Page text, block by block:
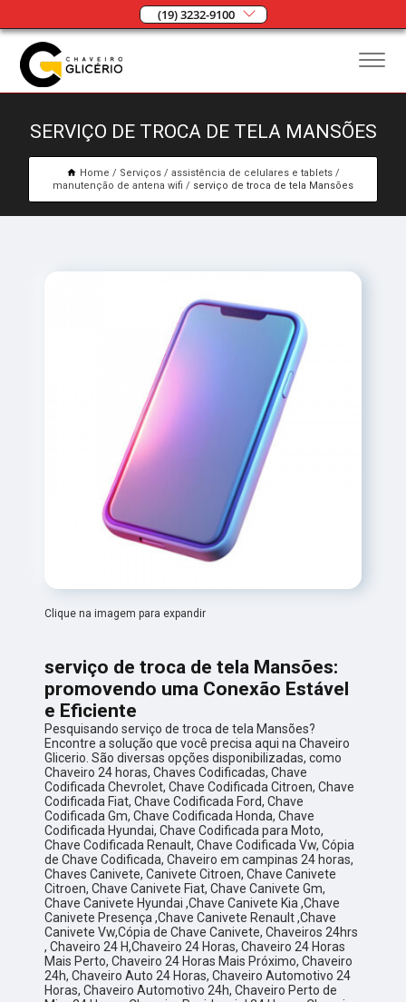
(19) 3232-9100
SERVIÇO DE TROCA DE TELA MANSÕES
Home Serviços
assistência de celulares e tablets
manutenção de antena wifi
serviço de troca de tela Mansões
Clique na imagem para expandir
serviço de troca de tela Mansões:
promovendo uma Conexão Estável
e Eficiente
Pesquisando serviço de troca de tela Mansões?
Encontre a solução que você precisa aqui na Chaveiro
Glicerio. São diversas opções disponibilizadas, como
Chaveiro 24 horas, Chaves Codificadas, Chave
Codificada Chevrolet, Chave Codificada Citroen, Chave
Codificada Fiat, Chave Codificada Ford, Chave
Codificada Gm, Chave Codificada Honda, Chave
Codificada Hyundai, Chave Codificada para Moto,
Chave Codificada Renault, Chave Codificada Vw, Cópia
de Chave Codificada, Chaveiro em campinas 24 horas,
Chaves Canivete, Canivete Citroen, Chave Canivete
Citroen, Chave Canivete Fiat, Chave Canivete Gm,
Chave Canivete Hyundai ,Chave Canivete Kia ,Chave
Canivete Presença ,Chave Canivete Renault ,Chave
Canivete Vw,Cópia de Chave Canivete, Chaveiros 24hrs
, Chaveiro 24 H,Chaveiro 24 Horas, Chaveiro 24 Horas
Mais Perto, Chaveiro 24 Horas Mais Próximo, Chaveiro
24h, Chaveiro Auto 24 Horas, Chaveiro Automotivo 24
Horas, Chaveiro Automotivo 24h, Chaveiro Perto de